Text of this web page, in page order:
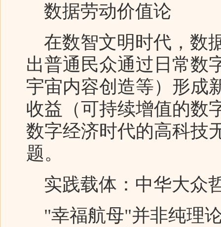
数据劳动价值论
在数智文明时代，数
出普通民众通过日常数
宇宙内容创造等）形成
收益（可持续增值的数
数字经济时代的高科技
题。
实践载体：中华大众
"幸福航母"并非纯理